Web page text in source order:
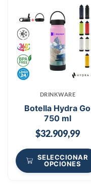
DRINKWARE
Botella Hydra Go
750 ml
$32.909,99
SELECCIONAR
OPCIONES